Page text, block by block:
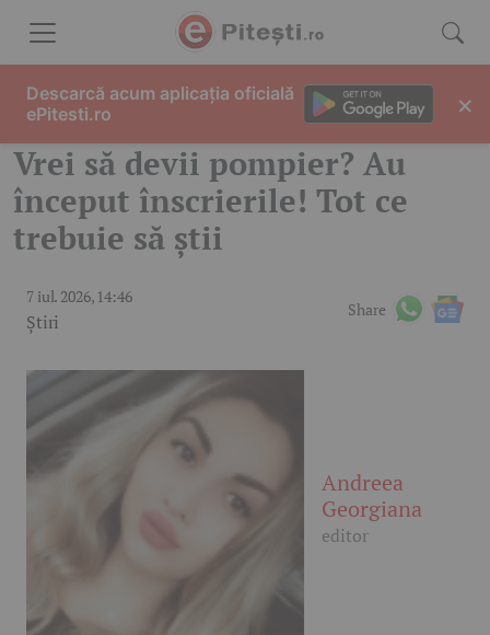
Vrei să devii pompier? Au
început înscrierile! Tot ce
trebuie să știi
7 iul. 2026, 14:46
Știri
Share
Andreea
Georgiana
editor
Descarcă acum aplicația oficială
ePitesti.ro
×